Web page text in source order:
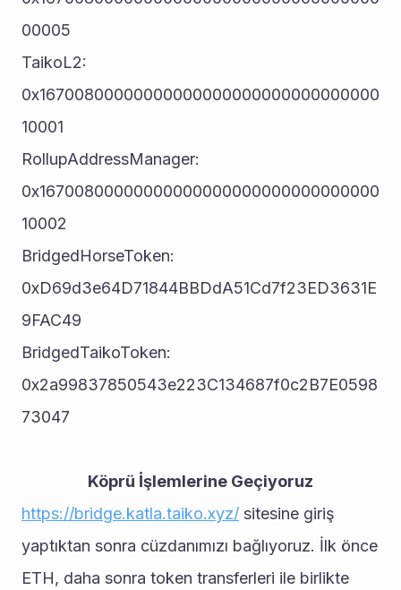
00005
TaikoL2:
0x16700800000000000000000000000000000
10001
RollupAddressManager:
0x16700800000000000000000000000000000
10002
BridgedHorseToken:
0xD69d3e64D71844BBDdA51Cd7f23ED3631E
9FAC49
BridgedTaikoToken:
0x2a99837850543e223C134687f0c2B7E0598
73047
Köprü İşlemlerine Geçiyoruz
https://bridge.katla.taiko.xyz/ sitesine giriş
yaptıktan sonra cüzdanımızı bağlıyoruz. İlk önce
ETH, daha sonra token transferleri ile birlikte